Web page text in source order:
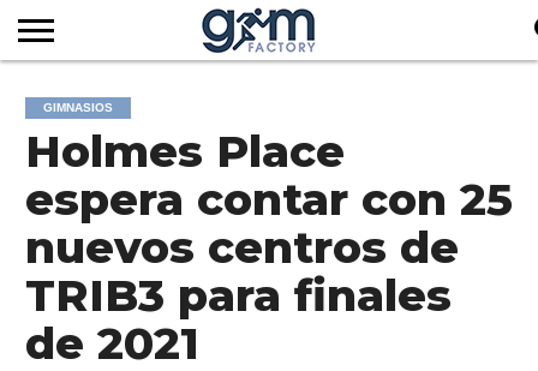
REVISTA
GYM
FACTORY
TV
CLUB
DE
SOCIOS
EMPRESAS
DEL
SECTOR
SERVICIOS
AUDIOVISUALES
MÁS
NOTICIAS
SUSCRIPCIÓN
GIMNASIOS
Holmes Place
espera contar con 25
nuevos centros de
TRIB3 para finales
de 2021